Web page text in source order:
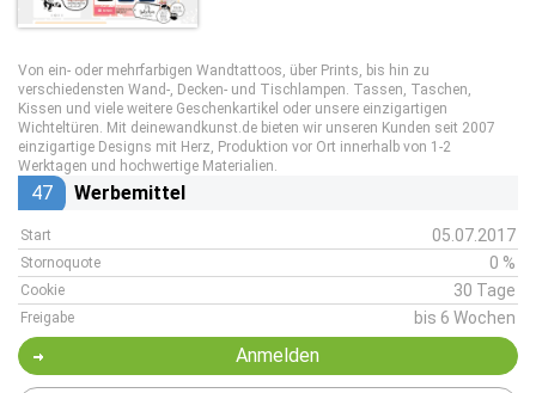
Von ein- oder mehrfarbigen Wandtattoos, über Prints, bis hin zu
verschiedensten Wand-, Decken- und Tischlampen. Tassen, Taschen,
Kissen und viele weitere Geschenkartikel oder unsere einzigartigen
Wichteltüren. Mit deinewandkunst.de bieten wir unseren Kunden seit 2007
einzigartige Designs mit Herz, Produktion vor Ort innerhalb von 1-2
Werktagen und hochwertige Materialien.
47 Werbemittel
Start 05.07.2017
Stornoquote 0 %
Cookie 30 Tage
Freigabe bis 6 Wochen
Anmelden